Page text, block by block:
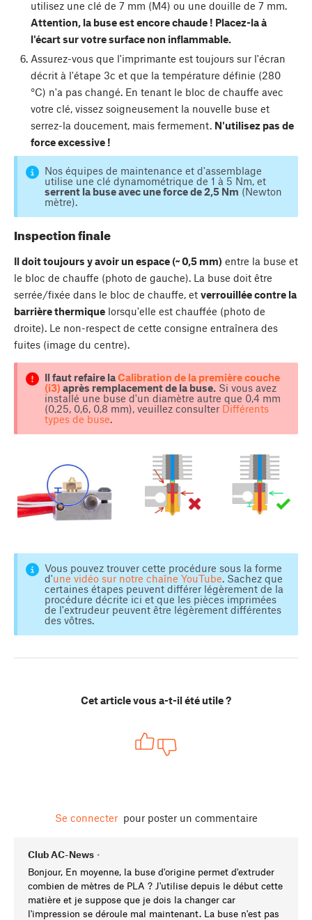
utilisez une clé de 7 mm (M4) ou une douille de 7 mm.
Attention, la buse est encore chaude ! Placez-la à
l'écart sur votre surface non inflammable.
Assurez-vous que l'imprimante est toujours sur l'écran
décrit à l'étape 3c et que la température définie (280
°C) n'a pas changé. En tenant le bloc de chauffe avec
votre clé, vissez soigneusement la nouvelle buse et
serrez-la doucement, mais fermement. N'utilisez pas de
force excessive !
Nos équipes de maintenance et d'assemblage
utilise une clé dynamométrique de 1 à 5 Nm, et
serrent la buse avec une force de 2,5 Nm (Newton
mètre).
Inspection finale
Il doit toujours y avoir un espace (~ 0,5 mm) entre la buse et
le bloc de chauffe (photo de gauche). La buse doit être
serrée/fixée dans le bloc de chauffe, et verrouillée contre la
barrière thermique lorsqu'elle est chauffée (photo de
droite). Le non-respect de cette consigne entraînera des
fuites (image du centre).
Il faut refaire laCalibration de la première couche
(i3) après remplacement de la buse.Si vous avez
installé une buse d'un diamètre autre que 0,4 mm
(0,25, 0,6, 0,8 mm), veuillez consulter Différents
types de buse.
Vous pouvez trouver cette procédure sous la forme
d'une vidéo sur notre chaîne YouTube. Sachez que
certaines étapes peuvent différer légèrement de la
procédure décrite ici et que les pièces imprimées
de l'extrudeur peuvent être légèrement différentes
des vôtres.
Cet article vous a-t-il été utile ?
Se connecter pour poster un commentaire
Club AC-News •
Bonjour, En moyenne, la buse d'origine permet d'extruder
combien de mètres de PLA ? J'utilise depuis le début cette
matière et je suppose que je dois la changer car
l'impression se déroule mal maintenant. La buse n'est pas